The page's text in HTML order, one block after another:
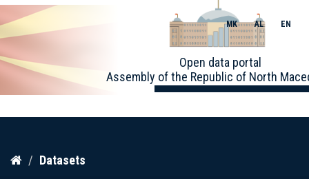
Skip
Open data portal
Assembly of the Republic of North
MK AL EN
Datasets